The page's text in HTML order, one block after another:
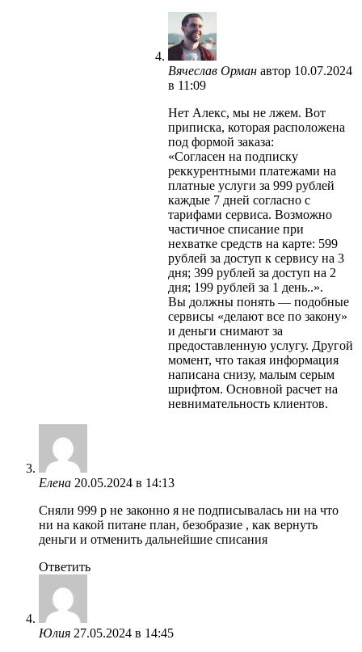
Вячеслав Орман автор 10.07.2024
в 11:09
Нет Алекс, мы не лжем. Вот
приписка, которая расположена
под формой заказа:
«Согласен на подписку
реккурентными платежами на
платные услуги за 999 рублей
каждые 7 дней согласно с
тарифами сервиса. Возможно
частичное списание при
нехватке средств на карте: 599
рублей за доступ к сервису на 3
дня; 399 рублей за доступ на 2
дня; 199 рублей за 1 день..».
Вы должны понять — подобные
сервисы «делают все по закону»
и деньги снимают за
предоставленную услугу. Другой
момент, что такая информация
написана снизу, малым серым
шрифтом. Основной расчет на
невнимательность клиентов.
Елена 20.05.2024 в 14:13
Сняли 999 р не законно я не подписывалась ни на что
ни на какой питане план, безобразие , как вернуть
деньги и отменить дальнейшие списания
Ответить
Юлия 27.05.2024 в 14:45